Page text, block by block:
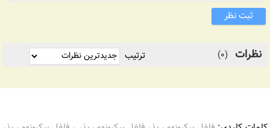
ثبت نظر
نظرات (0) ترتیب